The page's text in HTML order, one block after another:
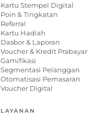
Kartu Stempel Digital
Poin & Tingkatan
Referral
Kartu Hadiah
Dasbor & Laporan
Voucher & Kredit Prabayar
Gamifikasi
Segmentasi Pelanggan
Otomatisasi Pemasaran
Voucher Digital
LAYANAN